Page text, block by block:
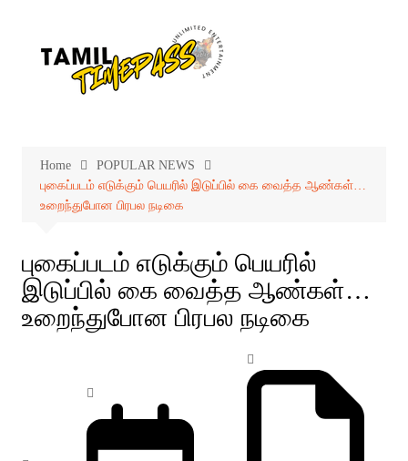
Home
POPULAR NEWS
புகைப்படம் எடுக்கும் பெயரில் இடுப்பில் கை வைத்த ஆண்கள்…
உறைந்துபோன பிரபல நடிகை
புகைப்படம் எடுக்கும் பெயரில்
இடுப்பில் கை வைத்த ஆண்கள்…
உறைந்துபோன பிரபல நடிகை